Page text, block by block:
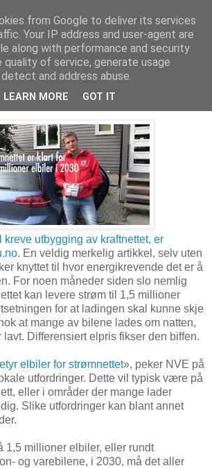
& Miljøteknologi
i strømnettet
kreve utbygging av kraftnettet, er
. En veldig merkelig artikkel, selv uten
knyttet til hvor energikrevende det er å
For noen måneder siden slo nemlig
kan levere strøm til 1,5 millioner
for at ladingen skal kunne skje
at mange av bilene lades om natten,
lavt. Differensiert elpris fikser den biffen.
elbiler for strømnettet», peker NVE på
utfordringer. Dette vil typisk være på
eller i områder der mange lader
Slike utfordringer kan blant annet
1,5 millioner elbiler, eller rundt
og varebilene, i 2030, må det aller
from Google to deliver its services
Your IP address and user-agent are
along with performance and security
of service, generate usage
and address abuse.
LEARN MORE GOT IT